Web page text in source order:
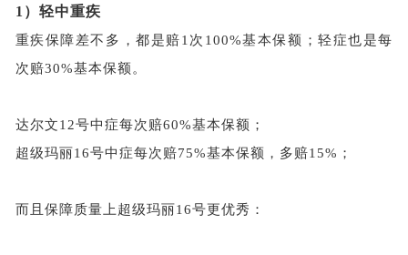
1） 轻中重疾
重疾保障差不多，都是赔1次100%基本保额；轻症也是每
次赔30%基本保额。
达尔文12号中症每次赔60%基本保额；
超级玛丽16号中症每次赔75%基本保额，多赔15%；
而且保障质量上超级玛丽16号更优秀：